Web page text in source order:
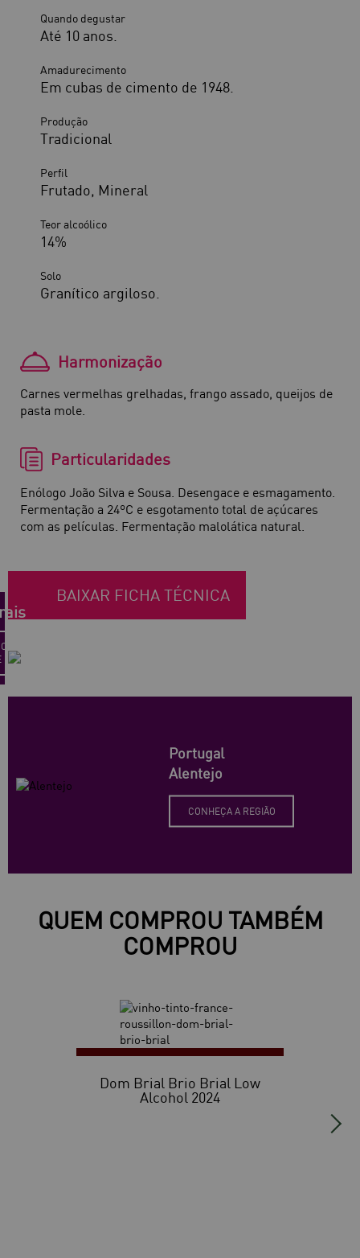
Quando degustar
Até 10 anos.
Amadurecimento
Em cubas de cimento de 1948.
Produção
Tradicional
Perfil
Frutado, Mineral
Teor alcoólico
14%
Solo
Granítico argiloso.
Harmonização
Carnes vermelhas grelhadas, frango assado, queijos de
pasta mole.
Particularidades
Enólogo João Silva e Sousa. Desengace e esmagamento.
Fermentação a 24ºC e esgotamento total de açúcares
com as películas. Fermentação malolática natural.
BAIXAR FICHA TÉCNICA
Portugal
Alentejo
CONHEÇA A REGIÃO
QUEM COMPROU TAMBÉM
COMPROU
Dom Brial Brio Brial Low
Alcohol 2024